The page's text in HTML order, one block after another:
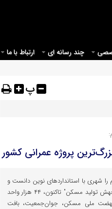
چند رسانه ای ارتباط با ما
پ
۵۶۰ هکتاری قم را شهری با استانداردهای نوین دانست و
گفت: از زمان تصویب "قانون جهش تولید مسکن" تاکنون، ۴۴ هزار واحد
ملی مسکن، جوان‌جمعیت، بافت